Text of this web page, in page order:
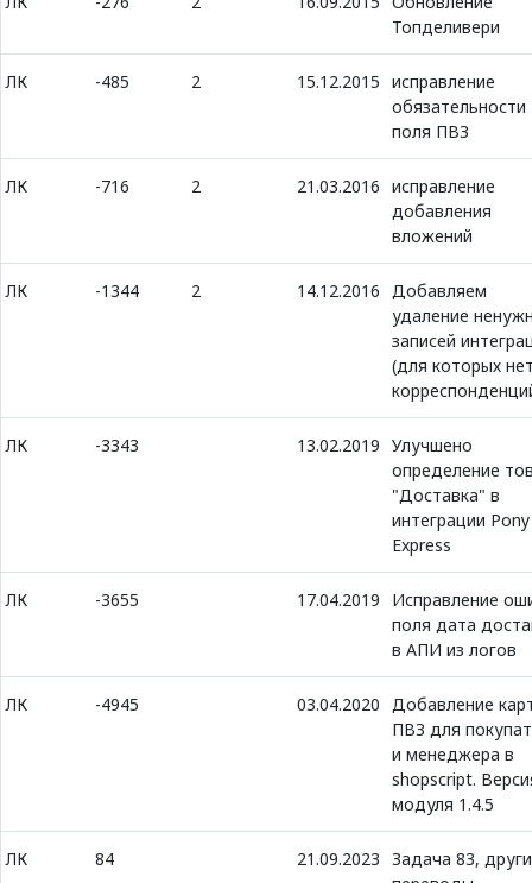
Топделивери
ЛК -485 2 15.12.2015 исправление
обязательности
поля ПВЗ
ЛК -716 2 21.03.2016 исправление
добавления
вложений
ЛК -1344 2 14.12.2016 Добавляем
удаление
записей
(для которых
ЛК -3343 13.02.2019 Улучшено
определение
"Доставка" в
интеграции Pony
Express
ЛК -3655 17.04.2019
Исправление
поля дата
в АПИ из логов
ЛК -4945 03.04.2020 Добавление
ПВЗ для
и менеджера в
shopscript.
модуля 1.4.5
ЛК 84 21.09.2023 Задача 83,